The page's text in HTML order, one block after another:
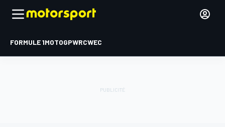
FORMULE 1MOTOGPWRCWEC